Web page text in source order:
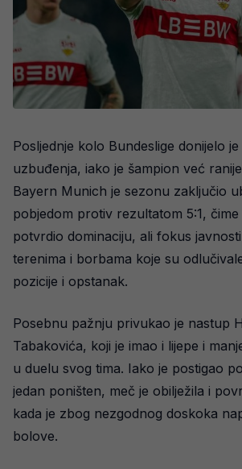
Posljednje kolo Bundeslige donijelo
uzbuđenja, iako je šampion već
Bayern Munich je sezonu zaključio
pobjedom protiv rezultatom 5:1, čime
potvrdio dominaciju, ali fokus
terenima i borbama koje su
pozicije i opstanak.
Posebnu pažnju privukao je nastup
Tabakovića, koji je imao i lijepe i
u duelu svog tima. Iako je postigao
jedan poništen, meč je obilježila i
kada je zbog nezgodnog doskoka
bolove.